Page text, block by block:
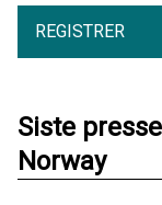
REGISTRER
Siste
Norway